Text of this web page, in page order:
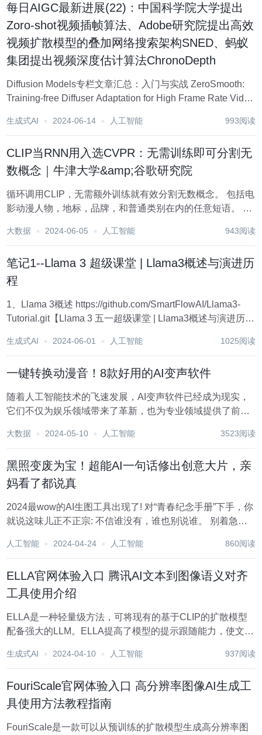
每日AIGC最新进展(22)：中国科学院大学提出
Zoro-shot视频插帧算法、Adobe研究院提出高效
视频扩散模型的叠加网络搜索架构SNED、蚂蚁
集团提出视频深度估计算法ChronoDepth
Diffusion Models专栏文章汇总：入门与实战 ZeroSmooth:
Training-free Diffuser Adaptation for High Frame Rate Video
生成式AI 2024-06-14 人工智能 993阅读
CLIP当RNN用入选CVPR：无需训练即可分割无
数概念｜牛津大学&amp;谷歌研究院
循环调用CLIP，无需额外训练就有效分割无数概念。 包括电
影动漫人物，地标，品牌，和普通类别在内的任意短语。 牛
2024接收，并开源了代码。 团队提出名为CLIP as RNN（简
大数据 2024-06-05 人工智能 943阅读
笔记1--Llama 3 超级课堂 | Llama3概述与演进历
程
1、Llama 3概述 https://github.com/SmartFlowAI/Llama3-
Tutorial.git【Llama 3 五一超级课堂 | Llama3概述与演进历
生成式AI 2024-06-01 人工智能 1025阅读
一键转换动漫音！8款好用的AI变声软件
随着人工智能技术的飞速发展，AI变声软件已经成为现实，
它们不仅为娱乐领域带来了革新，也为专业领域提供了前所
音频制作，AI变声技术的应用场景日益广泛。 下面我将介绍
大数据 2024-05-10 人工智能 3523阅读
黑照变废为宝！超能AI一句话修出创意大片，亲
妈看了都说真
2024最wow的AI生图工具出现了! 对“青春纪念手册”下手，你
就说这味儿正不正宗: 不信谁没有，谁也别说谁。 别着急，
人都在玩的AI修图神器——超能画布。 据说只需一句提示词
人工智能 2024-04-24 人工智能 860阅读
ELLA官网体验入口 腾讯AI文本到图像语义对齐
工具使用介绍
ELLA是一种轻量级方法，可将现有的基于CLIP的扩散模型
配备强大的LLM。ELLA提高了模型的提示跟随能力，使文本
连接器，从预训练的LLM中提取各种去噪阶段的时间步骤相
生成式AI 2024-04-10 人工智能 937阅读
FouriScale官网体验入口 高分辨率图像AI生成工
具使用方法教程指南
FouriScale是一款可以从预训练的扩散模型生成高分辨率图